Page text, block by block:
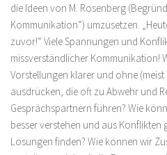
die Ideen von M. Rosenberg
Kommunikation“) umzusetzen.
zuvor!“ Viele Spannungen und
missverständlicher Kommunikation!
Vorstellungen klarer und ohne
ausdrücken, die oft zu Abwehr und
Gesprächspartnern führen? Wie
besser verstehen und aus Konflikten
Lösungen finden? Wie können wir